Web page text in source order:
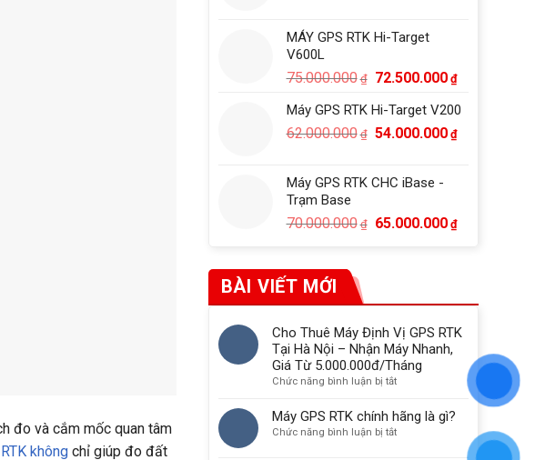
đo và cắm mốc quan tâm
không chỉ giúp đo đất
55.000.000₫.
MÁY GPS RTK Hi-Target
V600L
75.000.000 ₫
Giá
là:
75.000.000₫.
72.500.000 ₫Giá
tại
là:
Máy GPS RTK Hi-Target V200
62.000.000 ₫ Giá
62.000.000₫.
54.000.000 ₫Giá
Máy GPS RTK CHC iBase -
Trạm Base
70.000.000 ₫
Giá
65.000.000 ₫Giá
BÀI VIẾT MỚI
Cho Thuê Máy Định Vị GPS RTK
Tại Hà Nội – Nhận Máy Nhanh,
Giá Từ 5.000.000đ/Tháng
Chức năng bình luận bị tắtở
Thuê
Máy
Máy GPS RTK chính hãng là gì?
Chức năng bình luận bị tắtở